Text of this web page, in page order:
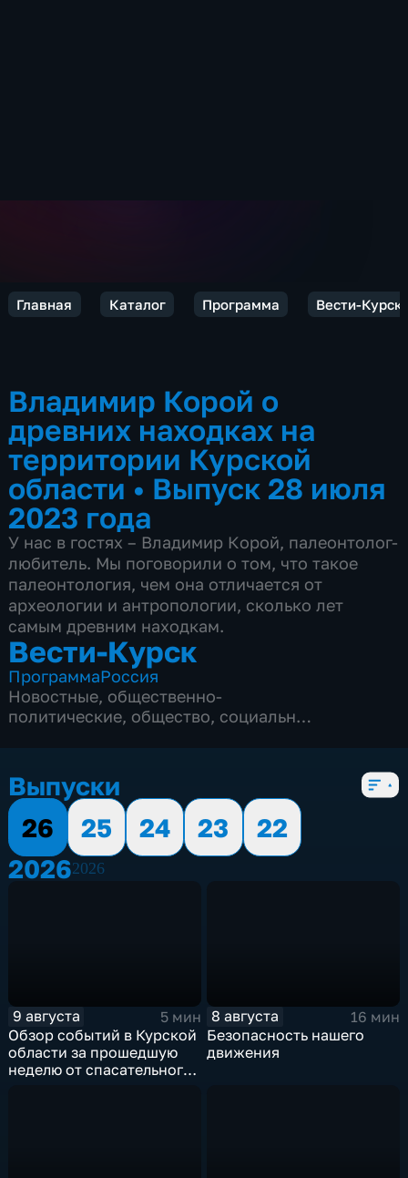
Главная Каталог Программа Вести-Курск
Владимир Корой о
древних находках на
территории Курской
области• Выпуск 28 июля
2023 года
У нас в гостях – Владимир Корой, палеонтолог-
любитель. Мы поговорили о том, что такое
палеонтология, чем она отличается от
археологии и антропологии, сколько лет
самым древним находкам.
Вести-Курск
ПрограммаРоссия
Новостные, общественно-
политические, общество, социально-
Выпуски
26
25 24 23
22
20262026
9 августа
5 мин
Обзор событий в Курской
области за прошедшую
неделю от спасательного
8 августа
16 мин
Безопасность нашего
движения